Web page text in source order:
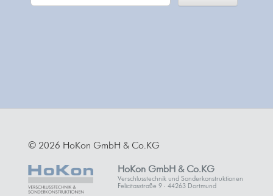
© 2026 HoKon GmbH & Co.KG
HoKon GmbH & Co.KG
Verschlusstechnik und Sonderkonstruktionen
Felicitasstraße 9 · 44263 Dortmund